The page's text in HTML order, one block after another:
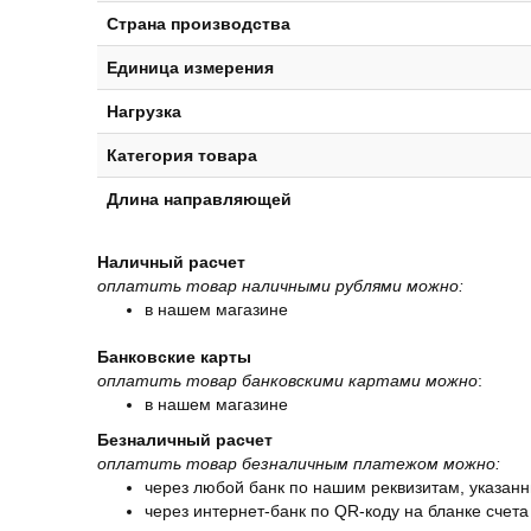
Страна производства
Единица измерения
Нагрузка
Категория товара
Длина направляющей
Наличный расчет
оплатить товар наличными рублями можно:
в нашем магазине
Банковские карты
оплатить товар банковскими картами можно:
в нашем магазине
Безналичный расчет
оплатить товар безналичным платежом можно:
через любой банк по нашим реквизитам,
через интернет-банк по QR-коду на бланке